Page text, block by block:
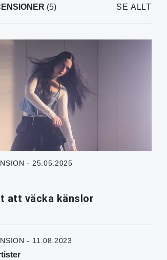
(5) SE ALLT
- 25.05.2025
att väcka känslor
- 11.08.2023